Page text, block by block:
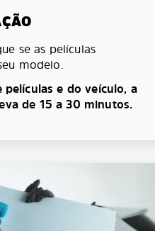
se as películas
modelo.
e do veículo, a
de 15 a 30 minutos.